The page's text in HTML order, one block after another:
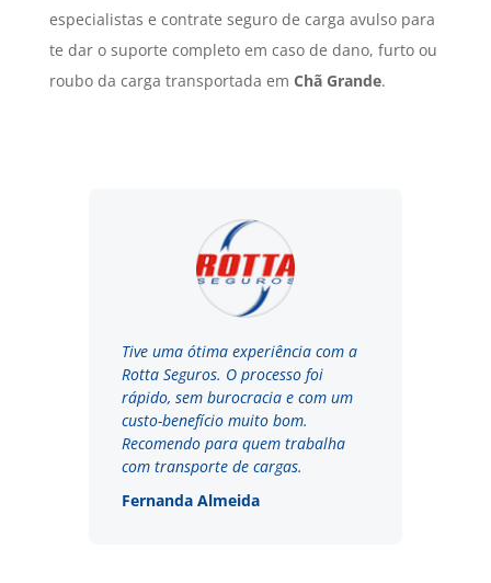
especialistas e contrate seguro de carga avulso para
te dar o suporte completo em caso de dano, furto ou
roubo da carga transportada em Chã Grande.
Tive uma ótima experiência com a
Rotta Seguros. O processo foi
rápido, sem burocracia e com um
custo-benefício muito bom.
Recomendo para quem trabalha
com transporte de cargas.
Fernanda Almeida